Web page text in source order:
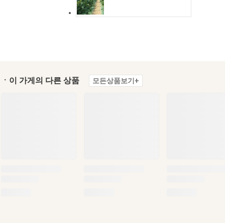
ㆍ이 가게의 다른 상품 모든상품보기+